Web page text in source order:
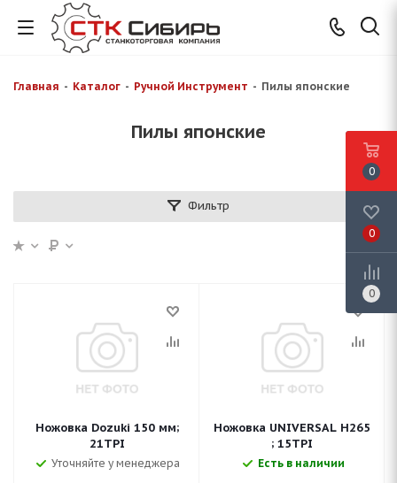
Главная - Каталог - Ручной Инструмент - Пилы японские
Пилы японские
Фильтр
Ножовка Dozuki 150 мм;
21TPI
Уточняйте у менеджера
Ножовка UNIVERSAL H265
; 15TPI
Есть в наличии
0
0
0